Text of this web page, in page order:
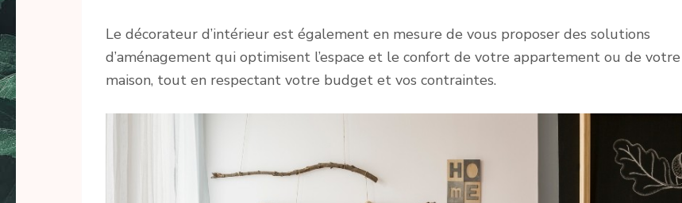
Le décorateur d’intérieur est également en mesure de vous proposer des solutions
d’aménagement qui optimisent l’espace et le confort de votre appartement ou de votre
maison, tout en respectant votre budget et vos contraintes.